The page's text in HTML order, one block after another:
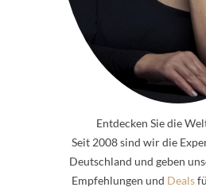
Entdecken Sie die
Seit 2008 sind wir die
Deutschland und geben
Empfehlungen und Deals